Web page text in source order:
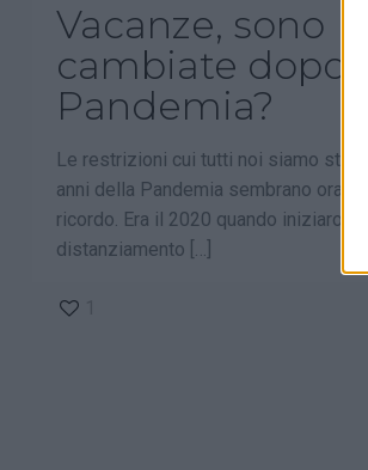
Vacanze, sono
cambiate dopo la
Pandemia?
Le restrizioni cui tutti noi siamo
anni della Pandemia sembrano
ricordo. Era il 2020 quando iniziarono
distanziamento […]